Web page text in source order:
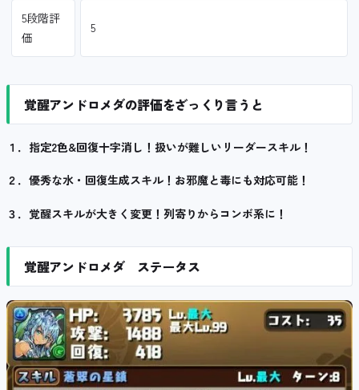
5段階評
価
5
覚醒アンドロメダの評価をざっくり言うと
１．指定2色&回復十字消し！扱いが難しいリーダースキル！
２．優秀な水・回復生成スキル！お邪魔と毒にも対応可能！
３．覚醒スキルが大きく変更！列寄りからコンボ系に！
覚醒アンドロメダ ステータス